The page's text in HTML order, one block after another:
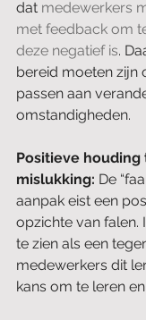
dat medewerkers
met feedback om
deze negatief is.
bereid moeten zijn
passen aan
omstandigheden.
Positieve
mislukking: De
aanpak eist een
opzichte van falen.
te zien als een
medewerkers dit
kans om te leren